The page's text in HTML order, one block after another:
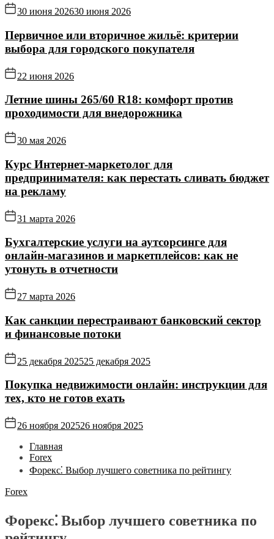
30 июня 202630 июня 2026
Первичное или вторичное жильё: критерии
выбора для городского покупателя
22 июня 2026
Летние шины 265/60 R18: комфорт против
проходимости для внедорожника
30 мая 2026
Курс Интернет‑маркетолог для
предпринимателя: как перестать сливать бюджет
на рекламу
31 марта 2026
Бухгалтерские услуги на аутсорсинге для
онлайн‑магазинов и маркетплейсов: как не
утонуть в отчетности
27 марта 2026
Как санкции перестраивают банковский сектор
и финансовые потоки
25 декабря 202525 декабря 2025
Покупка недвижимости онлайн: инструкции для
тех, кто не готов ехать
26 ноября 202526 ноября 2025
Главная
Forex
Форекс⁚ Выбор лучшего советника по рейтингу
Forex
Форекс⁚ Выбор лучшего советника по